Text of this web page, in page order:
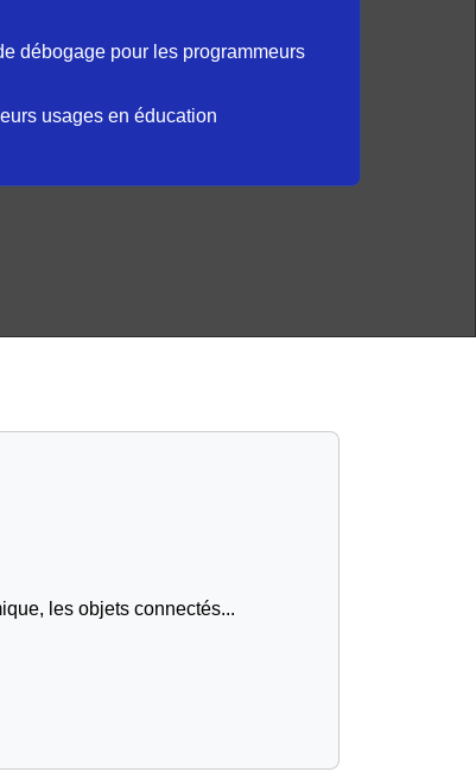
débogage pour les programmeurs
usages en éducation
les objets connectés...